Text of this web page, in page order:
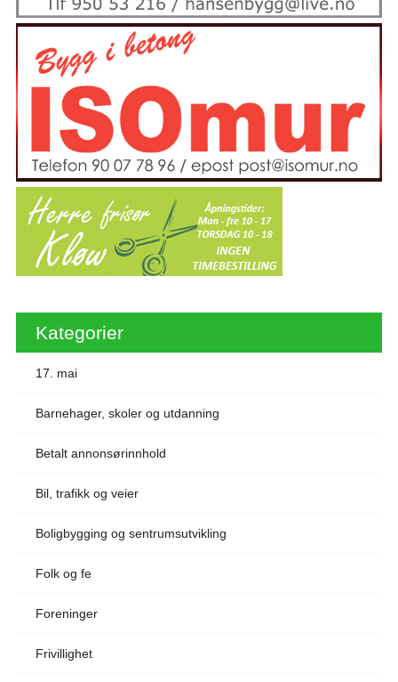
Kategorier
17. mai
Barnehager, skoler og utdanning
Betalt annonsørinnhold
Bil, trafikk og veier
Boligbygging og sentrumsutvikling
Folk og fe
Foreninger
Frivillighet